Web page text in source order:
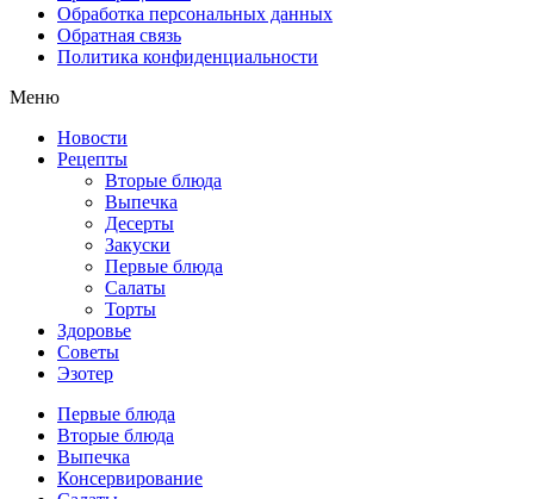
Обработка персональных данных
Обратная связь
Политика конфиденциальности
Меню
Новости
Рецепты
Вторые блюда
Выпечка
Десерты
Закуски
Первые блюда
Салаты
Торты
Здоровье
Советы
Эзотер
Первые блюда
Вторые блюда
Выпечка
Консервирование